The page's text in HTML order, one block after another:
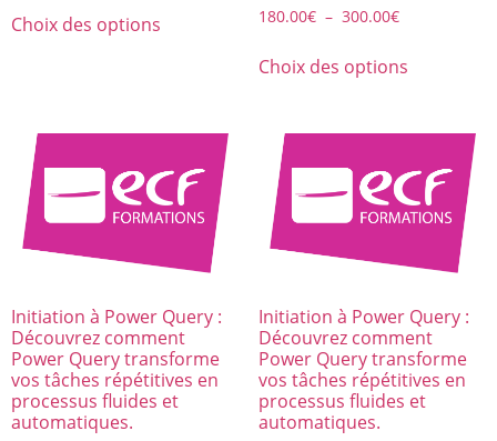
Choix des options 180.00€ – 300.00€
Choix des options
Initiation à Power Query :
Découvrez comment
Power Query transforme
vos tâches répétitives en
processus fluides et
automatiques.
Initiation à Power Query :
Découvrez comment
Power Query transforme
vos tâches répétitives en
processus fluides et
automatiques.